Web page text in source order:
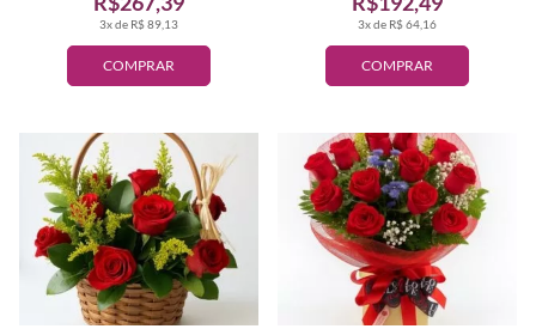
COMPRAR
3x de R$ 89,13
COMPRAR
3x de R$ 64,16